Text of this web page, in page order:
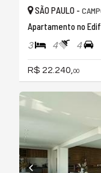
SÃO PAULO -
Apartamento no
3 4 4
R$ 22.240, 00